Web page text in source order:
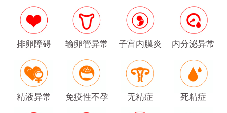
排卵障碍 输卵管异常 子宫内膜炎 内分泌异常
精液异常 免疫性不孕 无精症 死精症